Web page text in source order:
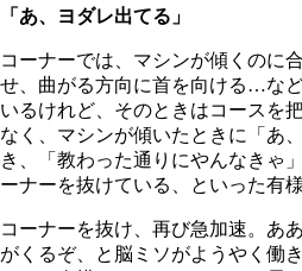
「あ、ヨダレ出てる」
コーナーでは、マシンが傾くのに
せ、曲がる方向に首を向ける…な
いるけれど、そのときはコースを
なく、マシンが傾いたときに「あ
き、「教わった通りにやんなきゃ
ーナーを抜けている、といった有様
コーナーを抜け、再び急加速。あ
がくるぞ、と脳ミソがようやく働